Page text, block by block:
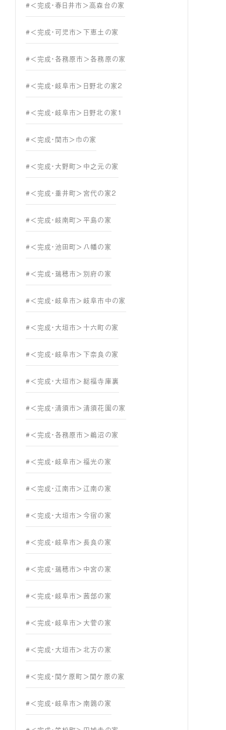
#＜完成・春日井市＞高森台の家
#＜完成・可児市＞下恵土の家
#＜完成・各務原市＞各務原の家
#＜完成・岐阜市＞日野北の家２
#＜完成・岐阜市＞日野北の家１
#＜完成・関市＞巾の家
#＜完成・大野町＞中之元の家
#＜完成・垂井町＞宮代の家２
#＜完成・岐南町＞平島の家
#＜完成・池田町＞八幡の家
#＜完成・瑞穂市＞別府の家
#＜完成・岐阜市＞岐阜市中の家
#＜完成・大垣市＞十六町の家
#＜完成・岐阜市＞下奈良の家
#＜完成・大垣市＞総福寺庫裏
#＜完成・清須市＞清須花園の家
#＜完成・各務原市＞鵜沼の家
#＜完成・岐阜市＞福光の家
#＜完成・江南市＞江南の家
#＜完成・大垣市＞今宿の家
#＜完成・岐阜市＞長良の家
#＜完成・瑞穂市＞中宮の家
#＜完成・岐阜市＞茜部の家
#＜完成・岐阜市＞大菅の家
#＜完成・大垣市＞北方の家
#＜完成・関ケ原町＞関ケ原の家
#＜完成・岐阜市＞南鶉の家